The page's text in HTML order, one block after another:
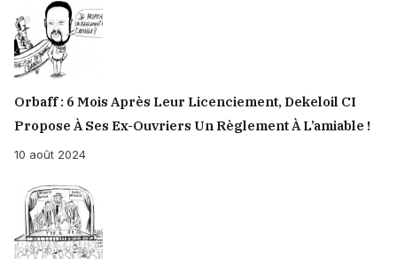
Orbaff : 6 Mois Après Leur Licenciement, Dekeloil CI
Propose À Ses Ex-Ouvriers Un Règlement À L’amiable !
10 août 2024